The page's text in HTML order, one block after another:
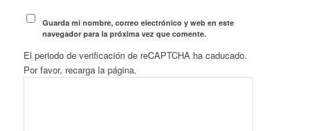
Guarda mi nombre, correo electrónico y web en este
navegador para la próxima vez que comente.
El periodo de verificación de reCAPTCHA ha caducado.
Por favor, recarga la página.